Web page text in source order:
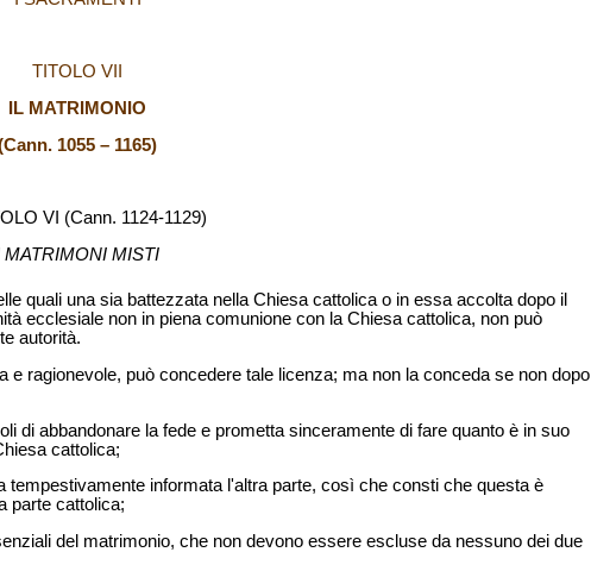
TITOLO VII
IL MATRIMONIO
1055 – 1165)
VI (Cann. 1124-1129)
MATRIMONI MISTI
quali una sia battezzata nella Chiesa cattolica o in essa accolta dopo il
ecclesiale non in piena comunione con la Chiesa cattolica, non può
autorità.
e ragionevole, può concedere tale licenza; ma non la conceda se non dopo
di abbandonare la fede e prometta sinceramente di fare quanto è in suo
cattolica;
informata l'altra parte, così che consti che questa è
parte cattolica;
del matrimonio, che non devono essere escluse da nessuno dei due